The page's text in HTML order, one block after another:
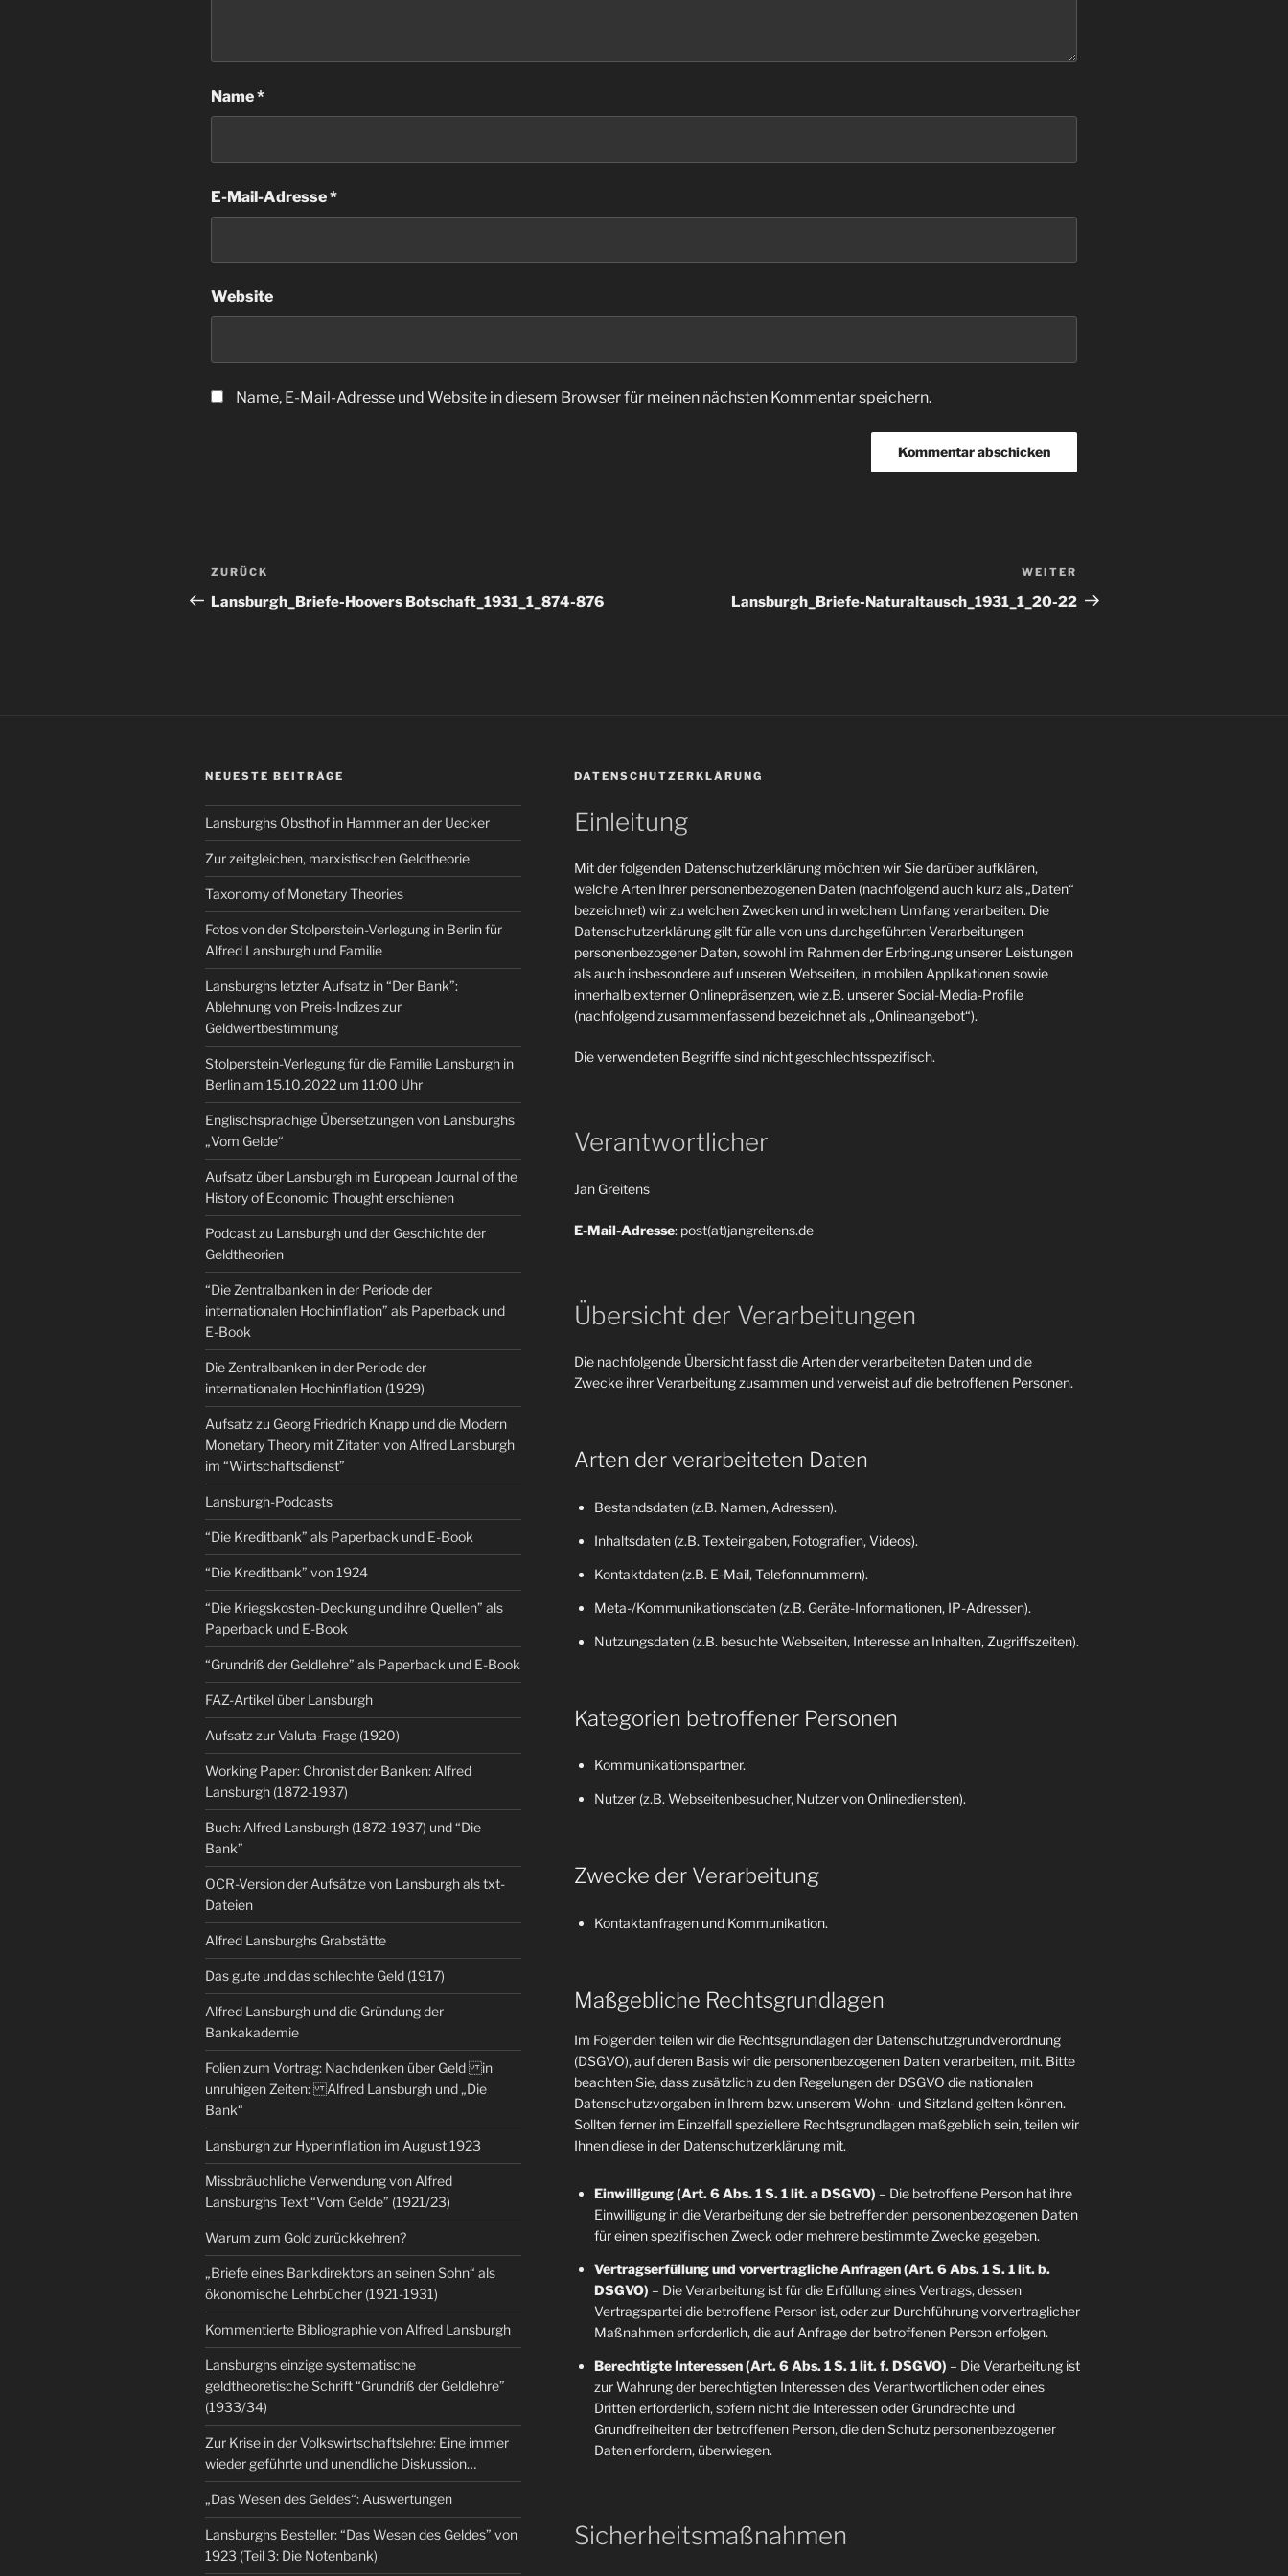
Name*
E-Mail-Adresse*
Website
Name, E-Mail-Adresse und Website in diesem Browser für meinen nächsten Kommentar speichern.
Beitragsnavigation
Vorheriger
Beitrag
ZURÜCK
Lansburgh_Briefe-Hoovers Botschaft_1931_1_874-876
Beitrag
WEITER
Lansburgh_Briefe-Naturaltausch_1931_1_20-22
NEUESTE BEITRÄGE
Lansburghs Obsthof in Hammer an der Uecker
Zur zeitgleichen, marxistischen Geldtheorie
Taxonomy of Monetary Theories
Fotos von der Stolperstein-Verlegung in Berlin für
Alfred Lansburgh und Familie
Lansburghs letzter Aufsatz in “Der Bank”:
Ablehnung von Preis-Indizes zur
Geldwertbestimmung
Stolperstein-Verlegung für die Familie Lansburgh in
Berlin am 15.10.2022 um 11:00 Uhr
Englischsprachige Übersetzungen von Lansburghs
„Vom Gelde“
Aufsatz über Lansburgh im European Journal of the
History of Economic Thought erschienen
Podcast zu Lansburgh und der Geschichte der
Geldtheorien
“Die Zentralbanken in der Periode der
internationalen Hochinflation” als Paperback und
E-Book
Die Zentralbanken in der Periode der
internationalen Hochinflation (1929)
Aufsatz zu Georg Friedrich Knapp und die Modern
Monetary Theory mit Zitaten von Alfred Lansburgh
im “Wirtschaftsdienst”
Lansburgh-Podcasts
“Die Kreditbank” als Paperback und E-Book
“Die Kreditbank” von 1924
“Die Kriegskosten-Deckung und ihre Quellen” als
Paperback und E-Book
“Grundriß der Geldlehre” als Paperback und E-Book
FAZ-Artikel über Lansburgh
Aufsatz zur Valuta-Frage (1920)
Working Paper: Chronist der Banken: Alfred
Lansburgh (1872-1937)
Buch: Alfred Lansburgh (1872-1937) und “Die
Bank”
OCR-Version der Aufsätze von Lansburgh als txt-
Dateien
Alfred Lansburghs Grabstätte
Das gute und das schlechte Geld (1917)
Alfred Lansburgh und die Gründung der
Bankakademie
Folien zum Vortrag: Nachdenken über Geld in
unruhigen Zeiten: Alfred Lansburgh und „Die
Bank“
Lansburgh zur Hyperinflation im August 1923
Missbräuchliche Verwendung von Alfred
Lansburghs Text “Vom Gelde” (1921/23)
Warum zum Gold zurückkehren?
„Briefe eines Bankdirektors an seinen Sohn“ als
ökonomische Lehrbücher (1921-1931)
Kommentierte Bibliographie von Alfred Lansburgh
Lansburghs einzige systematische
geldtheoretische Schrift “Grundriß der Geldlehre”
(1933/34)
Zur Krise in der Volkswirtschaftslehre: Eine immer
wieder geführte und unendliche Diskussion…
„Das Wesen des Geldes“: Auswertungen
Lansburghs Besteller: “Das Wesen des Geldes” von
1923 (Teil 3: Die Notenbank)
DATENSCHUTZERKLÄRUNG
Einleitung
Mit der folgenden Datenschutzerklärung möchten wir Sie darüber aufklären,
welche Arten Ihrer personenbezogenen Daten (nachfolgend auch kurz als „Daten“
bezeichnet) wir zu welchen Zwecken und in welchem Umfang verarbeiten. Die
Datenschutzerklärung gilt für alle von uns durchgeführten Verarbeitungen
personenbezogener Daten, sowohl im Rahmen der Erbringung unserer Leistungen
als auch insbesondere auf unseren Webseiten, in mobilen Applikationen sowie
innerhalb externer Onlinepräsenzen, wie z.B. unserer Social-Media-Profile
(nachfolgend zusammenfassend bezeichnet als „Onlineangebot“).
Die verwendeten Begriffe sind nicht geschlechtsspezifisch.
Verantwortlicher
Jan Greitens
E-Mail-Adresse: post(at)jangreitens.de
Übersicht der Verarbeitungen
Die nachfolgende Übersicht fasst die Arten der verarbeiteten Daten und die
Zwecke ihrer Verarbeitung zusammen und verweist auf die betroffenen Personen.
Arten der verarbeiteten Daten
Bestandsdaten (z.B. Namen, Adressen).
Inhaltsdaten (z.B. Texteingaben, Fotografien, Videos).
Kontaktdaten (z.B. E-Mail, Telefonnummern).
Meta-/Kommunikationsdaten (z.B. Geräte-Informationen, IP-Adressen).
Nutzungsdaten (z.B. besuchte Webseiten, Interesse an Inhalten, Zugriffszeiten).
Kategorien betroffener Personen
Kommunikationspartner.
Nutzer (z.B. Webseitenbesucher, Nutzer von Onlinediensten).
Zwecke der Verarbeitung
Kontaktanfragen und Kommunikation.
Maßgebliche Rechtsgrundlagen
Im Folgenden teilen wir die Rechtsgrundlagen der Datenschutzgrundverordnung
(DSGVO), auf deren Basis wir die personenbezogenen Daten verarbeiten, mit. Bitte
beachten Sie, dass zusätzlich zu den Regelungen der DSGVO die nationalen
Datenschutzvorgaben in Ihrem bzw. unserem Wohn- und Sitzland gelten können.
Sollten ferner im Einzelfall speziellere Rechtsgrundlagen maßgeblich sein, teilen wir
Ihnen diese in der Datenschutzerklärung mit.
Einwilligung (Art. 6 Abs. 1 S. 1 lit. a DSGVO) – Die betroffene Person hat ihre
Einwilligung in die Verarbeitung der sie betreffenden personenbezogenen Daten
für einen spezifischen Zweck oder mehrere bestimmte Zwecke gegeben.
Vertragserfüllung und vorvertragliche Anfragen (Art. 6 Abs. 1 S. 1 lit. b.
DSGVO) – Die Verarbeitung ist für die Erfüllung eines Vertrags, dessen
Vertragspartei die betroffene Person ist, oder zur Durchführung vorvertraglicher
Maßnahmen erforderlich, die auf Anfrage der betroffenen Person erfolgen.
Berechtigte Interessen (Art. 6 Abs. 1 S. 1 lit. f. DSGVO) – Die Verarbeitung ist
zur Wahrung der berechtigten Interessen des Verantwortlichen oder eines
Dritten erforderlich, sofern nicht die Interessen oder Grundrechte und
Grundfreiheiten der betroffenen Person, die den Schutz personenbezogener
Daten erfordern, überwiegen.
Sicherheitsmaßnahmen